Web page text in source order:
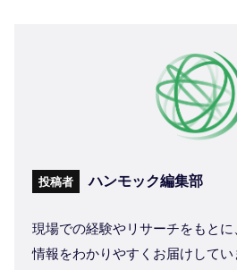
投稿者 ハンモック編集部
現場での経験やリサーチをもと
情報をわかりやすくお届けして